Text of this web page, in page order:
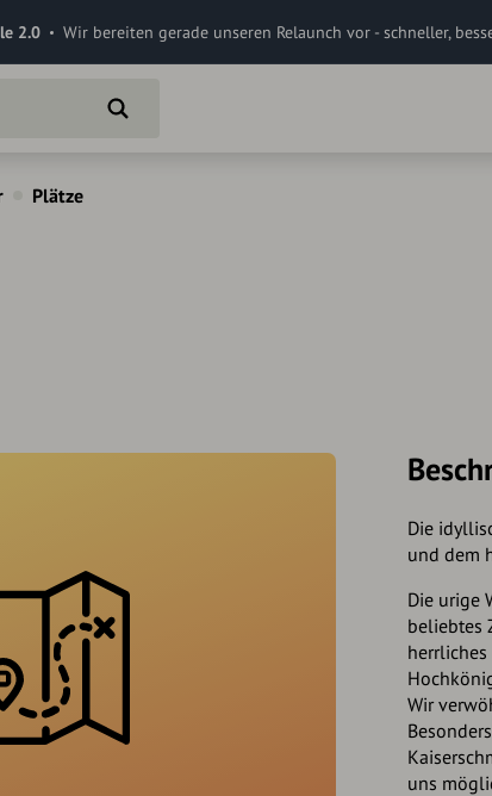
2.0 Wir bereiten gerade unseren Relaunch vor - schneller,
Plätze
Die
und dem
Die urige
beliebtes
Wir
uns